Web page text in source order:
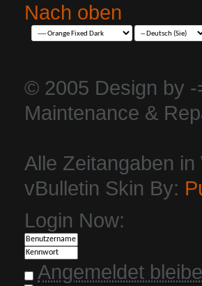
Nach oben
© 2005 Design by
Maintenance &
Alle Zeitangaben
vBulletin Skin By:
Login Now:
Angemeldet